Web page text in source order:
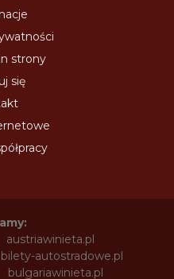
strony
się
austriawinieta.pl
bilety-autostradowe.pl
bulgariawinieta.pl